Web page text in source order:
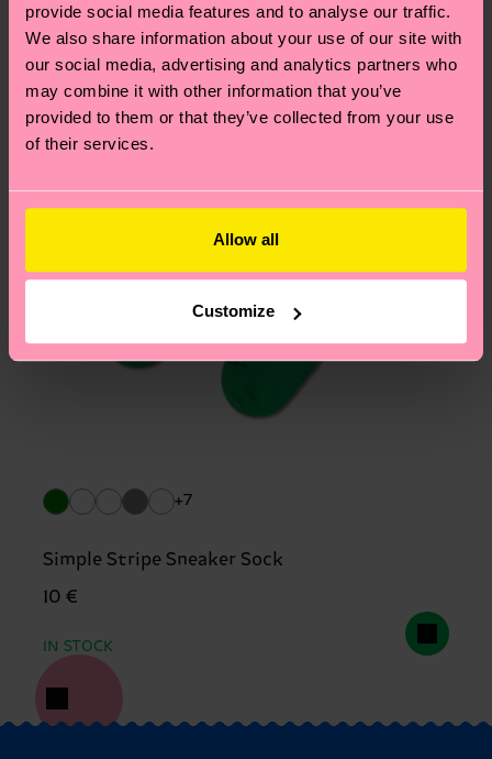
provide social media features and to analyse our traffic.
We also share information about your use of our site with
our social media, advertising and analytics partners who
may combine it with other information that you’ve
provided to them or that they’ve collected from your use
of their services.
Allow all
Customize
questions les plus fréquemment posées.
+7
Simple Stripe Sneaker Sock
10 €
IN STOCK